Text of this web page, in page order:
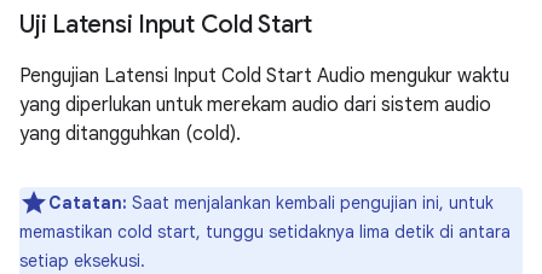
Uji Latensi Input Cold Start
Pengujian Latensi Input Cold Start Audio mengukur waktu
yang diperlukan untuk merekam audio dari sistem audio
yang ditangguhkan (cold).
Catatan: Saat menjalankan kembali pengujian ini, untuk
memastikan cold start, tunggu setidaknya lima detik di antara
setiap eksekusi.